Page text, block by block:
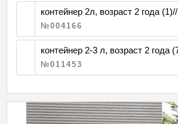
контейнер 2л, возраст 2 года (1)//
№004166
контейнер 2-3 л, возраст 2 года
№011453